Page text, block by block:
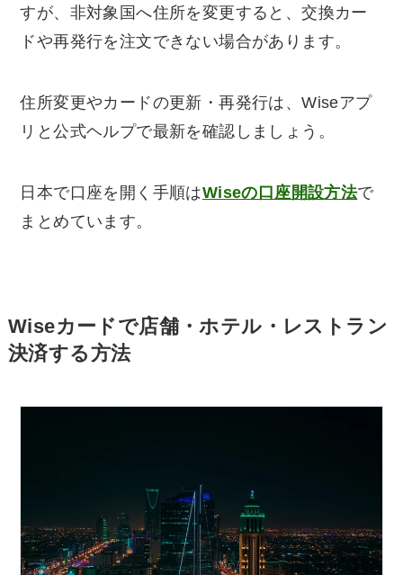
すが、非対象国へ住所を変更すると、交換カー
ドや再発行を注文できない場合があります。
住所変更やカードの更新・再発行は、Wiseアプ
リと公式ヘルプで最新を確認しましょう。
日本で口座を開く手順はWiseの口座開設方法で
まとめています。
Wiseカードで店舗・ホテル・レストラン
決済する方法